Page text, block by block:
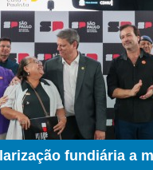
Sensorial